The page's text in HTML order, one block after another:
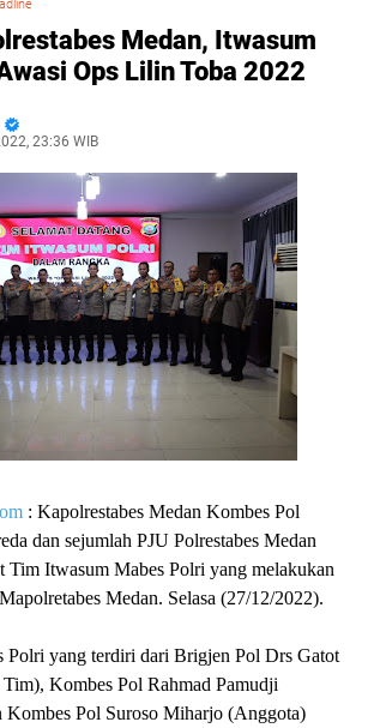
Medan, Itwasum
Ops Lilin Toba 2022
23:36 WIB
: Kapolrestabes Medan Kombes Pol
dan sejumlah PJU Polrestabes Medan
Tim Itwasum Mabes Polri yang melakukan
Medan. Selasa (27/12/2022).
Polri yang terdiri dari Brigjen Pol Drs Gatot
Kombes Pol Rahmad Pamudji
Kombes Pol Suroso Miharjo (Anggota)